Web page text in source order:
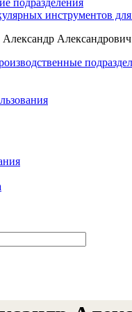
инструментов
Александрович